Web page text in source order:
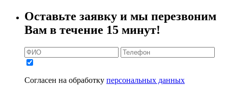
Оставьте заявку и мы перезвоним
Вам в течение 15 минут!
Согласен на обработку персональных данных